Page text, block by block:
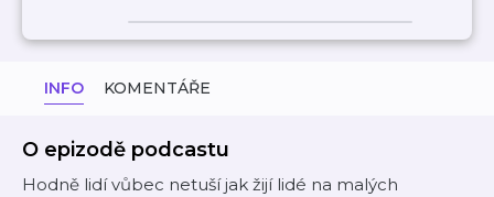
INFO KOMENTÁŘE
O epizodě podcastu
Hodně lidí vůbec netuší jak žijí lidé na malých